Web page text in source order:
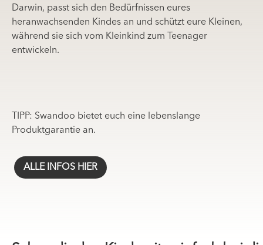
Darwin, passt sich den Bedürfnissen eures
heranwachsenden Kindes an und schützt eure Kleinen,
während sie sich vom Kleinkind zum Teenager
entwickeln.
TIPP: Swandoo bietet euch eine lebenslange
Produktgarantie an.
ALLE INFOS HIER